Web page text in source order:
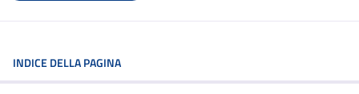
INDICE DELLA PAGINA